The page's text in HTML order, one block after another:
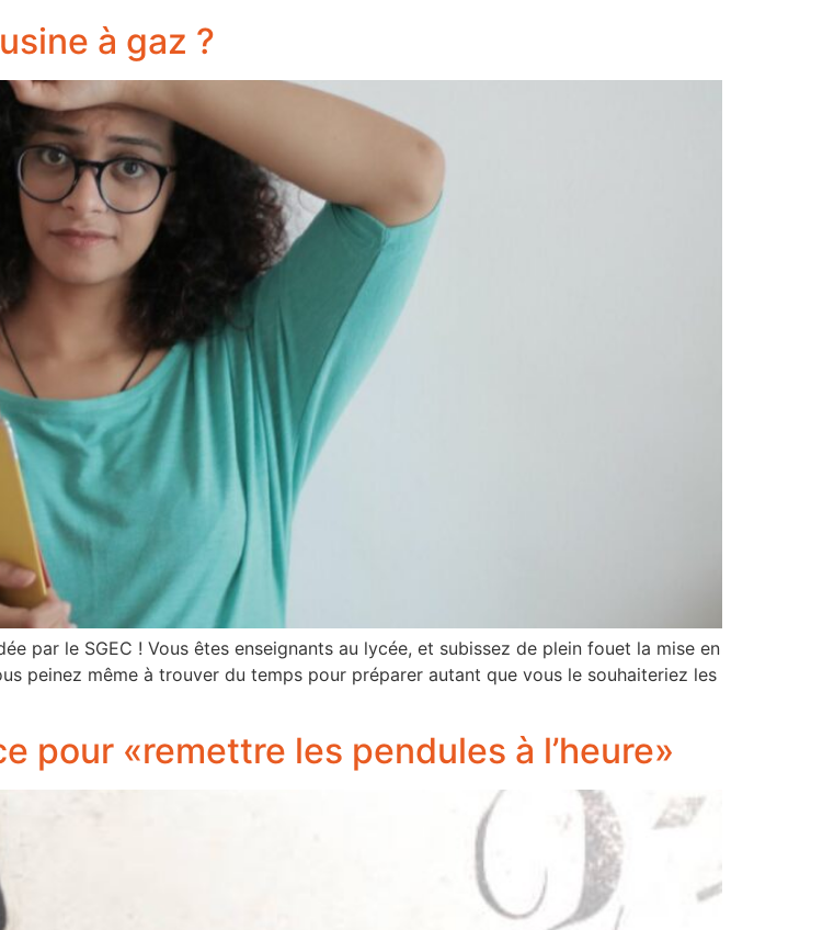
à gaz ?
par le SGEC ! Vous êtes enseignants au lycée, et subissez de plein fouet la mise en
peinez même à trouver du temps pour préparer autant que vous le souhaiteriez les
pour «remettre les pendules à l’heure»